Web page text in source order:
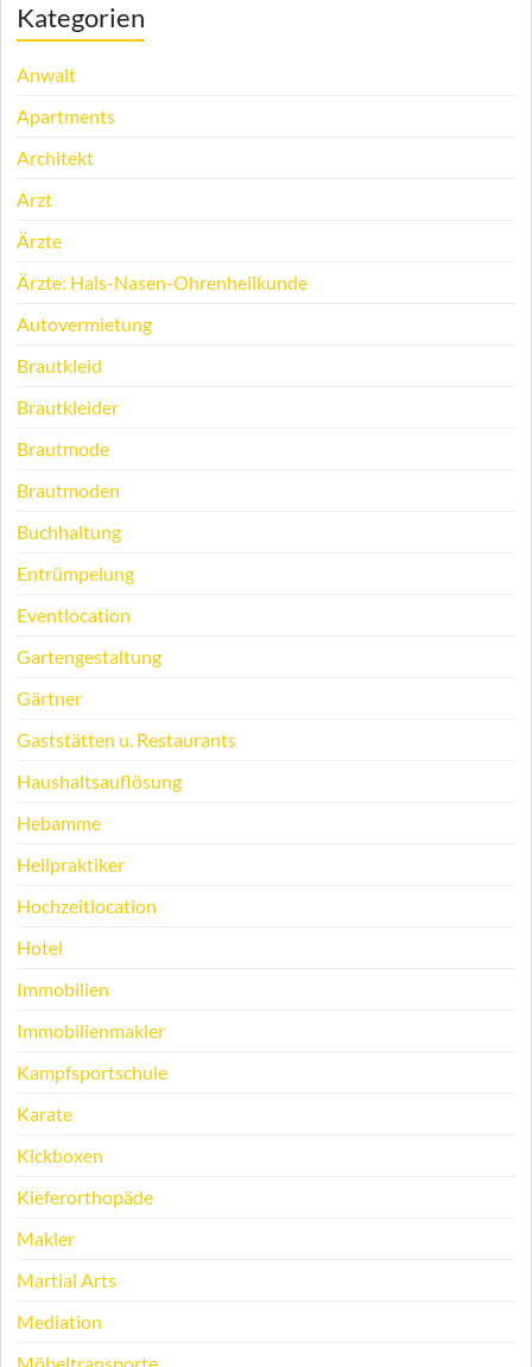
Kategorien
Anwalt
Apartments
Architekt
Arzt
Ärzte
Ärzte: Hals-Nasen-Ohrenheilkunde
Autovermietung
Brautkleid
Brautkleider
Brautmode
Brautmoden
Buchhaltung
Entrümpelung
Eventlocation
Gartengestaltung
Gärtner
Gaststätten u. Restaurants
Haushaltsauflösung
Hebamme
Heilpraktiker
Hochzeitlocation
Hotel
Immobilien
Immobilienmakler
Kampfsportschule
Karate
Kickboxen
Kieferorthopäde
Makler
Martial Arts
Mediation